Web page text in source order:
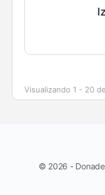
Visualizando 1 - 20
© 2026 -